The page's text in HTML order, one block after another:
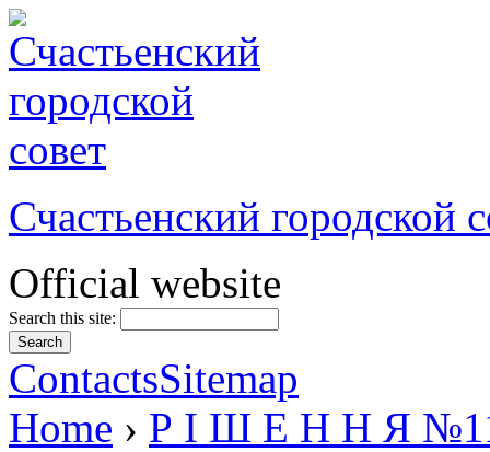
Счастьенский городской
Official website
Search this site:
ContactsSitemap
Home › Р І Ш Е Н Н Я